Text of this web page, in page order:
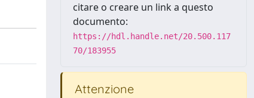
citare o creare un link a questo
documento:
https://hdl.handle.net/20.500.117
70/183955
Attenzione